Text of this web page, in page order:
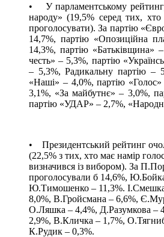
• У парламентському
народу» (19,5% серед тих, хто
проголосувати). За партію
14,7%, партію «Опозиційна
14,3%, партію «Батьківщина»
честь» – 5,3%, партію
– 5,3%, Радикальну партію –
«Наші» – 4,0%, партію
3,1%, «За майбутнє» – 3,0%,
партію «УДАР» – 2,7%,
• Президентський рейтинг
(22,5% з тих, хто має намір
визначився із вибором). За
проголосували б 14,6%,
Ю.Тимошенко – 11,3%.
8,0%, В.Гройсмана – 6,6%,
О.Ляшка – 4,4%, Д.Разумкова –
2,9%, В.Кличка – 1,7%,
К.Рудик – 0,3%.